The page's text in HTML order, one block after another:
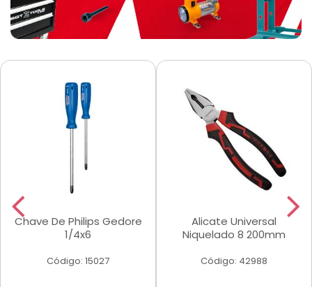
Chave De Philips Gedore
1/4x6
Código: 15027
Alicate Universal
Niquelado 8 200mm
Código: 42988